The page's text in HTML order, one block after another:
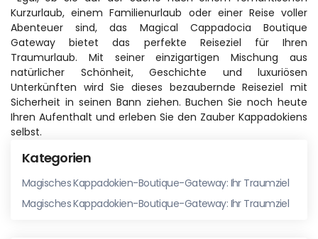
Kurzurlaub, einem Familienurlaub oder einer Reise voller
Abenteuer sind, das Magical Cappadocia Boutique
Gateway bietet das perfekte Reiseziel für Ihren
Traumurlaub. Mit seiner einzigartigen Mischung aus
natürlicher Schönheit, Geschichte und luxuriösen
Unterkünften wird Sie dieses bezaubernde Reiseziel mit
Sicherheit in seinen Bann ziehen. Buchen Sie noch heute
Ihren Aufenthalt und erleben Sie den Zauber Kappadokiens
selbst.
Kategorien
Magisches Kappadokien-Boutique-Gateway: Ihr Traumziel
Magisches Kappadokien-Boutique-Gateway: Ihr Traumziel